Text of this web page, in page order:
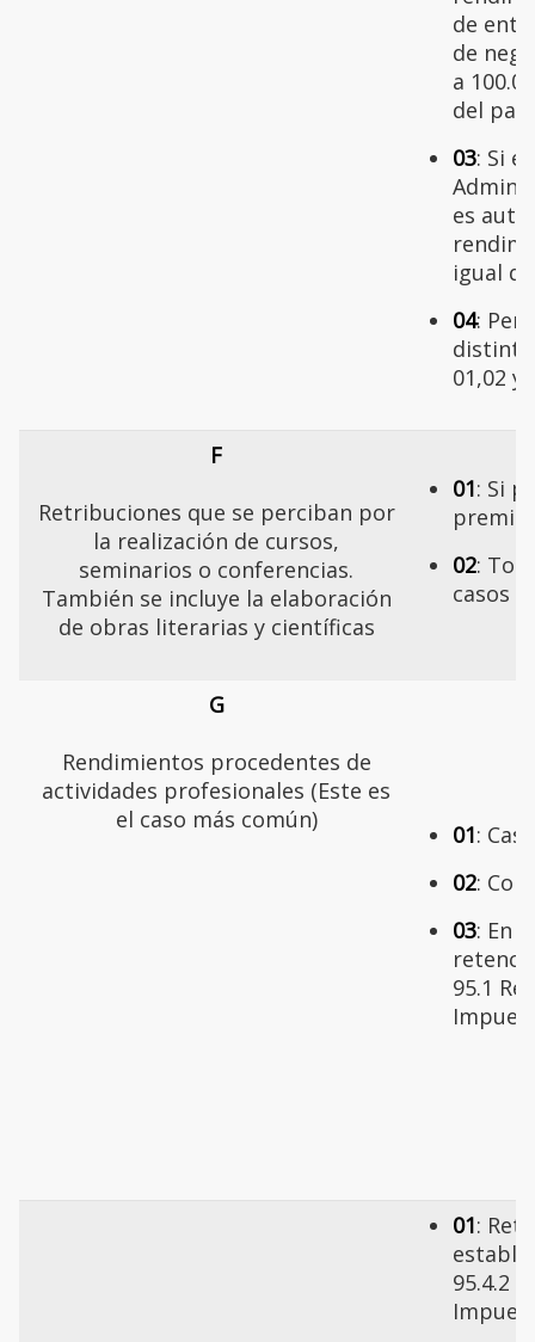
de
de
a
del
03: Si el
es
igual
04:
01,02 y
F
Retribuciones que se perciban por
la realización de cursos,
seminarios o conferencias.
También se incluye la elaboración
de obras literarias y científicas
01: Si
premio
02:
casos
G
Rendimientos procedentes de
actividades profesionales (Este es
el caso más común)
01:
02:
03: En
95.1
01:
95.4.2